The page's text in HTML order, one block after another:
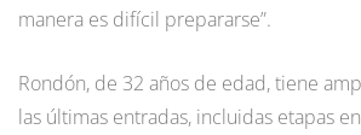
manera es difícil prepararse”.
Rondón, de 32 años de edad, tiene
las últimas entradas, incluidas etapas